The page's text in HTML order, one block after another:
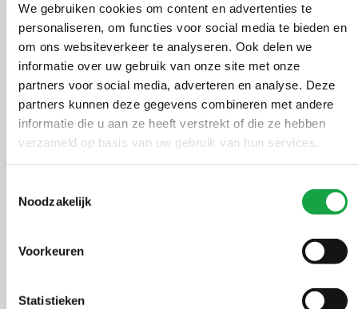
We gebruiken cookies om content en advertenties te
personaliseren, om functies voor social media te bieden en
om ons websiteverkeer te analyseren. Ook delen we
informatie over uw gebruik van onze site met onze
partners voor social media, adverteren en analyse. Deze
partners kunnen deze gegevens combineren met andere
informatie die u aan ze heeft verstrekt of die ze hebben
verzameld op basis van uw gebruik van hun services.
Noodzakelijk
Voorkeuren
Statistieken
1865
Vergunning Wet
natuurbescherming
01027068
1866
Beschikking op
saneringsverslag BUS
01036263
1867
Beschikking op
01036080 04-07-
1868
Beschikking op
saneringsverslag BUS
01-07-
1869
Ontheffing Wet
30-06-